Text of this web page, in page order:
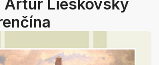
Artúr Lieskovský